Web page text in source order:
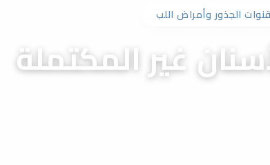
الجذور وأمراض اللب
غير المكتملة